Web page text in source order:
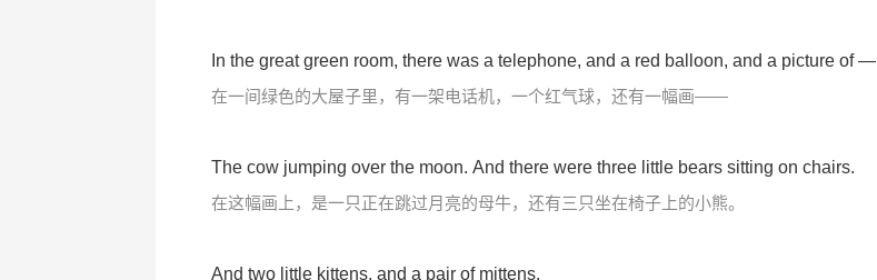
In the great green room, there was a telephone, and a red balloon, and a picture of —
在一间绿色的大屋子里，有一架电话机，一个红气球，还有一幅画——
The cow jumping over the moon. And there were three little bears sitting on chairs.
在这幅画上，是一只正在跳过月亮的母牛，还有三只坐在椅子上的小熊。
And two little kittens, and a pair of mittens.